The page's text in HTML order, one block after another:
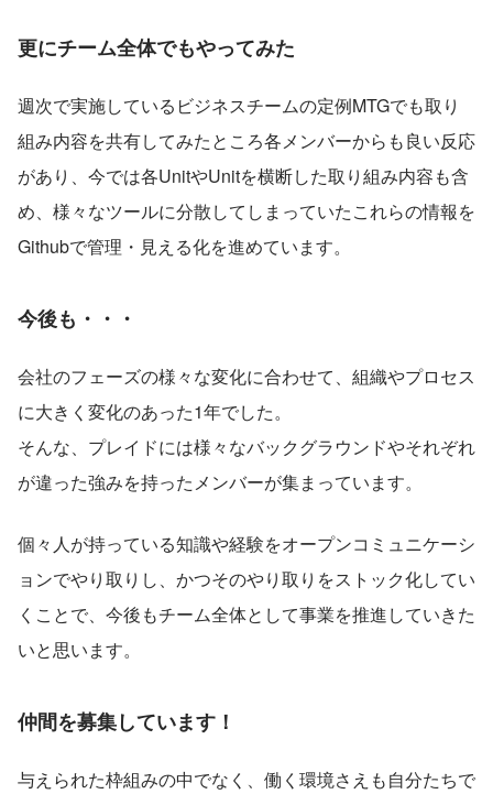
更にチーム全体でもやってみた
週次で実施しているビジネスチームの定例MTGでも取り
組み内容を共有してみたところ各メンバーからも良い反応
があり、今では各UnitやUnitを横断した取り組み内容も含
め、様々なツールに分散してしまっていたこれらの情報を
Githubで管理・見える化を進めています。
今後も・・・
会社のフェーズの様々な変化に合わせて、組織やプロセス
に大きく変化のあった1年でした。
そんな、プレイドには様々なバックグラウンドやそれぞれ
が違った強みを持ったメンバーが集まっています。
個々人が持っている知識や経験をオープンコミュニケーシ
ョンでやり取りし、かつそのやり取りをストック化してい
くことで、今後もチーム全体として事業を推進していきた
いと思います。
仲間を募集しています！
与えられた枠組みの中でなく、働く環境さえも自分たちで